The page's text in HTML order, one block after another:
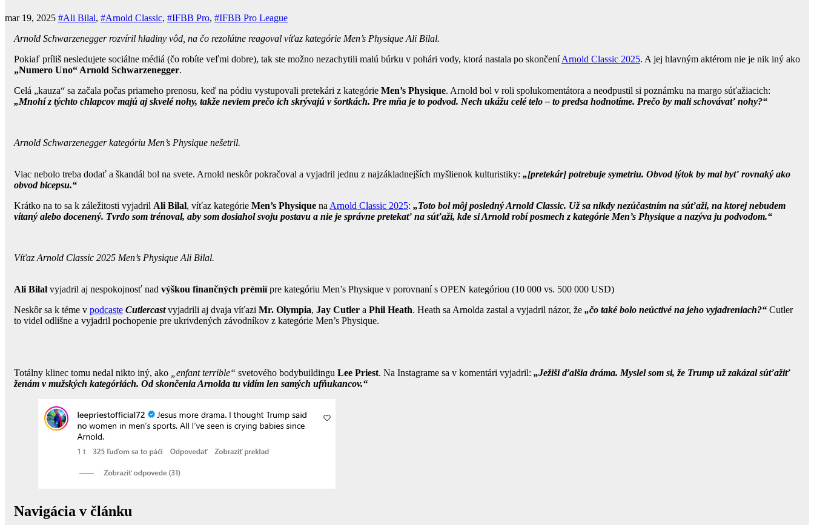
mar 19, 2025 #Ali Bilal, #Arnold Classic, #IFBB Pro, #IFBB Pro League
Arnold Schwarzenegger rozvíril hladiny vôd, na čo rezolútne reagoval víťaz kategórie Men’s Physique Ali Bilal.
Pokiaľ príliš nesledujete sociálne médiá (čo robíte veľmi dobre), tak ste možno nezachytili malú búrku v pohári vody, ktorá nastala po skončeníArnold Classic 2025. A jej hlavným aktérom nie je nik iný ako
„Numero Uno“ Arnold Schwarzenegger.
Celá „kauza“ sa začala počas priameho prenosu, keď na pódiu vystupovali pretekári z kategórie Men’s Physique. Arnold bol v roli spolukomentátora a neodpustil si poznámku na margo súťažiacich:
„Mnohí z týchto chlapcov majú aj skvelé nohy, takže neviem prečo ich skrývajú v šortkách. Pre mňa je to podvod. Nech ukážu celé telo – to predsa hodnotíme. Prečo by mali schovávať nohy?“
Arnold Schwarzenegger kategóriu Men’s Physique nešetril.
Viac nebolo treba dodať a škandál bol na svete. Arnold neskôr pokračoval a vyjadril jednu z najzákladnejších myšlienok kulturistiky: „[pretekár] potrebuje symetriu. Obvod lýtok by mal byť rovnaký ako
obvod bicepsu.“
Krátko na to sa k záležitosti vyjadril Ali Bilal, víťaz kategórie Men’s Physique na Arnold Classic 2025: „Toto bol môj posledný Arnold Classic. Už sa nikdy nezúčastním na súťaži, na ktorej nebudem
vítaný alebo docenený. Tvrdo som trénoval, aby som dosiahol svoju postavu a nie je správne pretekať na súťaži, kde si Arnold robí posmech z kategórie Men’s Physique a nazýva ju podvodom.“
Víťaz Arnold Classic 2025 Men’s Physique Ali Bilal.
Ali Bilal vyjadril aj nespokojnosť nad výškou finančných prémiípre kategóriu Men’s Physique v porovnaní s OPEN kategóriou (10 000 vs. 500 000 USD)
Neskôr sa k téme v podcaste Cutlercastvyjadrili aj dvaja víťazi Mr. Olympia, Jay Cutler a Phil Heath. Heath sa Arnolda zastal a vyjadril názor, že „čo také bolo neúctivé na jeho vyjadreniach?“ Cutler
to videl odlišne a vyjadril pochopenie pre ukrivdených závodníkov z kategórie Men’s Physique.
Totálny klinec tomu nedal nikto iný, ako „enfant terrible“ svetového bodybuildingu Lee Priest. Na Instagrame sa v komentári vyjadril: „Ježiši ďalšia dráma. Myslel som si, že Trump už zakázal súťažiť
ženám v mužských kategóriách. Od skončenia Arnolda tu vidím len samých ufňukancov.“
Navigácia v článku